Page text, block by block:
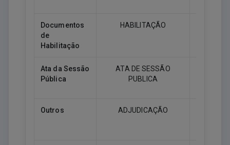
Documentos
de
Habilitação
HABILITAÇÃO
Ata da Sessão
Pública
ATA DE SESSÃO
PUBLICA
Outros ADJUDICAÇÃO